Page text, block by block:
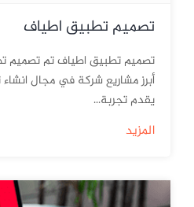
تصميم تطبيق اطياف
تصميم تطبيق اطياف تم تصميم
أبرز مشاريع شركة في مجال
يقدم تجربة...
المزيد